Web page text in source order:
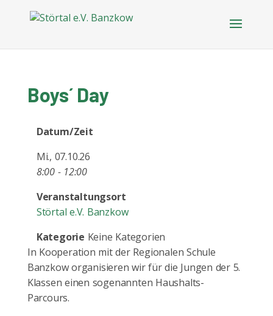
Boys´ Day
Datum/Zeit
Mi., 07.10.26
8:00 - 12:00
Veranstaltungsort
Störtal e.V. Banzkow
Kategorie Keine Kategorien
In Kooperation mit der Regionalen Schule
Banzkow organisieren wir für die Jungen der 5.
Klassen einen sogenannten Haushalts-
Parcours.